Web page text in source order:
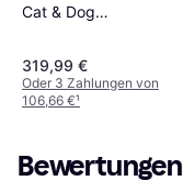
Cat & Dog
319,99 €
Oder 3 Zahlungen von
106,66 €¹
Bewertungen